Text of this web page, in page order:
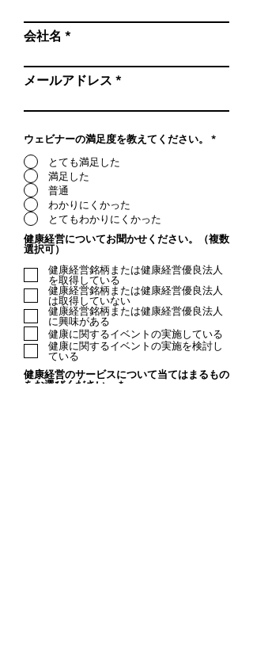
会社名
メールアドレス
ウェビナーの満足度を教えてください。
*
とても満足した
満足した
普通
わかりにくかった
とてもわかりにくかった
健康経営についてお聞かせください。（複数
選択可）
健康経営銘柄または健康経営優良法人
を取得している
健康経営銘柄または健康経営優良法人
は取得していない
健康経営銘柄または健康経営優良法人
に興味がある
健康に関するイベントの実施している
健康に関するイベントの実施を検討し
ている
健康経営のサービスについて当てはまるもの
をお選びください。
*